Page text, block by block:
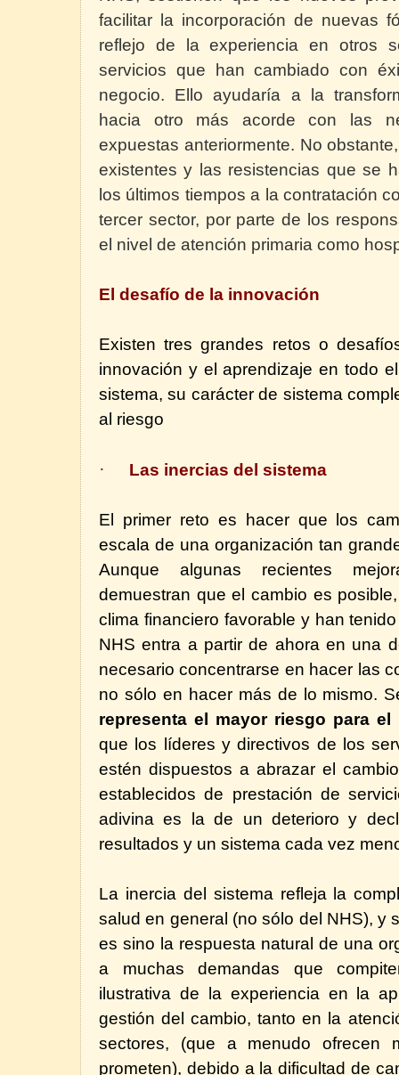
facilitar la incorporación de nuevas
reflejo de la experiencia en otros
servicios que han cambiado con
negocio. Ello ayudaría a la
hacia otro más acorde con las
expuestas anteriormente. No
existentes y las resistencias que se
los últimos tiempos a la contratación
tercer sector, por parte de los
el nivel de atención primaria como
El desafío de la innovación
Existen tres grandes retos o
innovación y el aprendizaje en todo
sistema, su carácter de sistema
al riesgo
· Las inercias del sistema
El primer reto es hacer que los
escala de una organización tan
Aunque algunas recientes
demuestran que el cambio es
clima financiero favorable y han
NHS entra a partir de ahora en una
necesario concentrarse en hacer las
no sólo en hacer más de lo mismo.
representa el mayor riesgo para el
que los líderes y directivos de los
estén dispuestos a abrazar el
establecidos de prestación de
adivina es la de un deterioro y
resultados y un sistema cada vez
La inercia del sistema refleja la
salud en general (no sólo del NHS), y
es sino la respuesta natural de una
a muchas demandas que
ilustrativa de la experiencia en la
gestión del cambio, tanto en la
sectores, (que a menudo ofrecen
prometen), debido a la dificultad de